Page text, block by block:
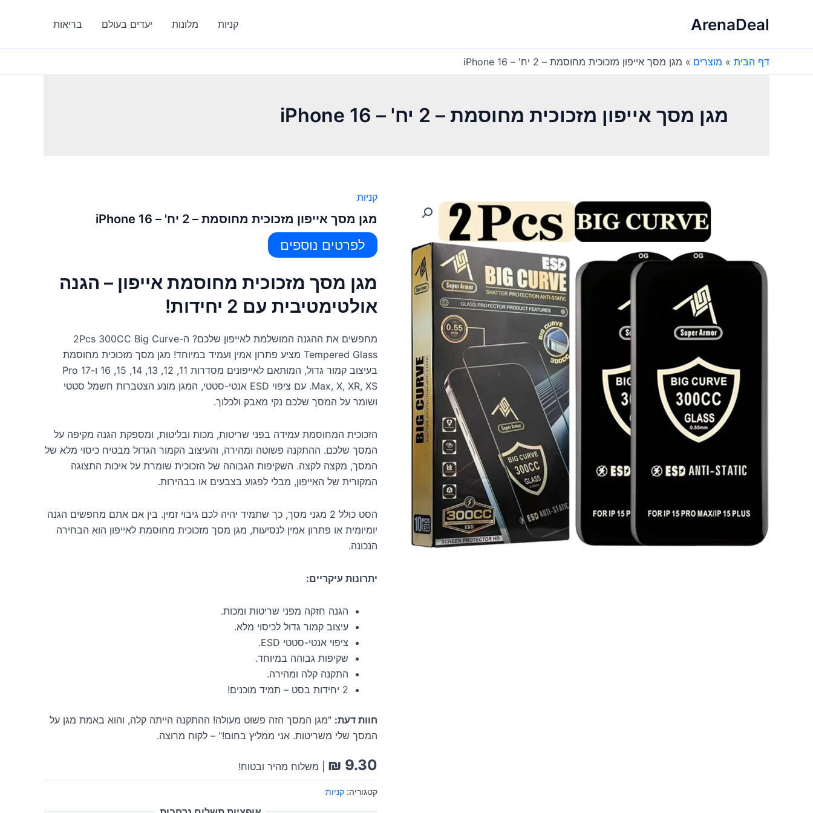
ArenaDeal קניות מלונות יעדים בעולם בריאות
דף הבית מוצרים מגן מסך אייפון מזכוכית מחוסמת – 2 יח' – iPhone 16
מגן מסך אייפון מזכוכית מחוסמת – 2 יח' – iPhone 16
קניות
מגן מסך אייפון מזכוכית מחוסמת – 2 יח' – iPhone 16
לפרטים נוספים
מגן מסך מזכוכית מחוסמת אייפון – הגנה
אולטימטיבית עם 2 יחידות!
מחפשים את ההגנה המושלמת לאייפון שלכם? ה-2Pcs 300CC Big Curve
Tempered Glass מציע פתרון אמין ועמיד במיוחד! מגן מסך מזכוכית מחוסמת
בעיצוב קמור גדול, המותאם לאייפונים מסדרות 11, 12, 13, 14, 15, 16 ו-17 Pro
Max, X, XR, XS. עם ציפוי ESD אנטי-סטטי, המגן מונע הצטברות חשמל סטטי
ושומר על המסך שלכם נקי מאבק ולכלוך.
הזכוכית המחוסמת עמידה בפני שריטות, מכות ובליטות, ומספקת הגנה מקיפה על
המסך שלכם. ההתקנה פשוטה ומהירה, והעיצוב הקמור הגדול מבטיח כיסוי מלא של
המסך, מקצה לקצה. השקיפות הגבוהה של הזכוכית שומרת על איכות התצוגה
המקורית של האייפון, מבלי לפגוע בצבעים או בבהירות.
הסט כולל 2 מגני מסך, כך שתמיד יהיה לכם גיבוי זמין. בין אם אתם מחפשים הגנה
יומיומית או פתרון אמין לנסיעות, מגן מסך מזכוכית מחוסמת לאייפון הוא הבחירה
הנכונה.
יתרונות עיקריים:
הגנה חזקה מפני שריטות ומכות.
עיצוב קמור גדול לכיסוי מלא.
ציפוי אנטי-סטטי ESD.
שקיפות גבוהה במיוחד.
התקנה קלה ומהירה.
2 יחידות בסט – תמיד מוכנים!
חוות דעת: "מגן המסך הזה פשוט מעולה! ההתקנה הייתה קלה, והוא באמת מגן על
המסך שלי משריטות. אני ממליץ בחום!" – לקוח מרוצה.
₪ 9.30 | משלוח מהיר ובטוח!
קטגוריה: קניות